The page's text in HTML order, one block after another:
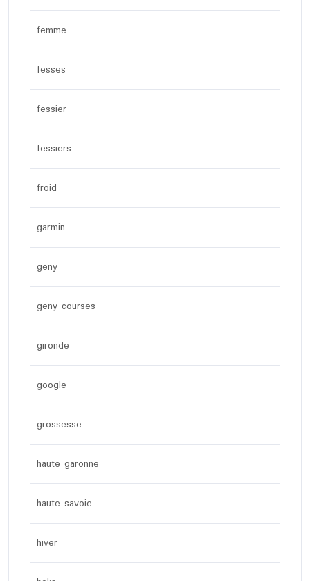
femme
fesses
fessier
fessiers
froid
garmin
geny
geny courses
gironde
google
grossesse
haute garonne
haute savoie
hiver